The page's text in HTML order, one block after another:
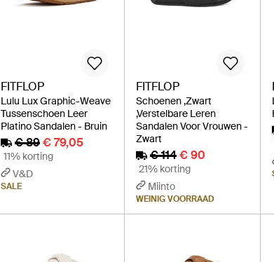
FITFLOP
Lulu Lux Graphic-Weave
Tussenschoen Leer
Platino Sandalen - Bruin
€ 89 € 79,05
11% korting
V&D
SALE
FITFLOP
Schoenen ,Zwart
,Verstelbare Leren
Sandalen Voor Vrouwen -
Zwart
€ 114 € 90
21% korting
Miinto
WEINIG VOORRAAD